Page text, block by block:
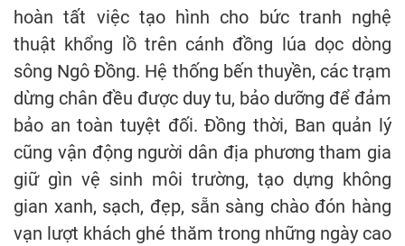
hoàn tất việc tạo hình cho bức tranh nghệ
thuật khổng lồ trên cánh đồng lúa dọc dòng
sông Ngô Đồng. Hệ thống bến thuyền, các trạm
dừng chân đều được duy tu, bảo dưỡng để đảm
bảo an toàn tuyệt đối. Đồng thời, Ban quản lý
cũng vận động người dân địa phương tham gia
giữ gìn vệ sinh môi trường, tạo dựng không
gian xanh, sạch, đẹp, sẵn sàng chào đón hàng
vạn lượt khách ghé thăm trong những ngày cao